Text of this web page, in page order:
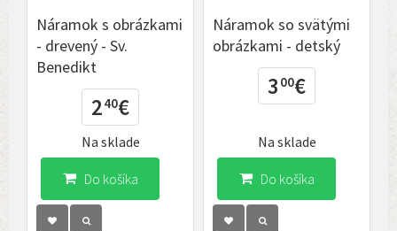
Náramok s obrázkami
- drevený - Sv.
Benedikt
240€
Do košíka
Na sklade
Náramok so svätými
obrázkami - detský
3 00€
Do košíka
Na sklade